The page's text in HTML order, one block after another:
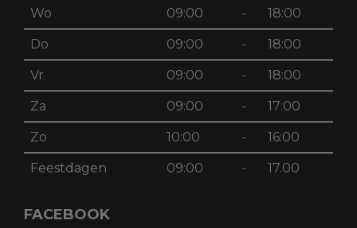
Wo 09:00 - 18:00
Do 09:00 - 18:00
Vr 09:00 - 18:00
Za 09:00 - 17:00
Zo 10:00 - 16:00
Feestdagen 09:00 - 17.00
FACEBOOK